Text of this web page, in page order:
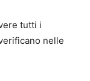
tutti i
nelle